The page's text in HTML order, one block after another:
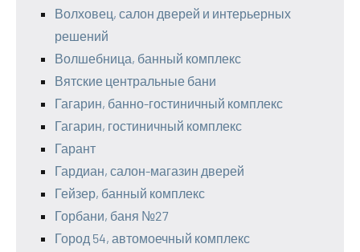
Волховец, салон дверей и интерьерных
решений
Волшебница, банный комплекс
Вятские центральные бани
Гагарин, банно-гостиничный комплекс
Гагарин, гостиничный комплекс
Гарант
Гардиан, салон-магазин дверей
Гейзер, банный комплекс
Горбани, баня №27
Город 54, автомоечный комплекс